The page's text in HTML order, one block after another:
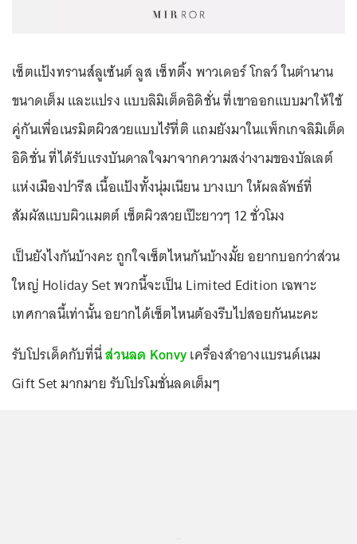
เซ็ตแป้งทรานส์ลูเซ้นต์ ลูส เซ็ทติ้ง พาวเดอร์ โกลว์ ในตำนาน
ขนาดเต็ม และแปรง แบบลิมิเต็ดอิดิชั่น ที่เขาออกแบบมาให้ใช้
คู่กันเพื่อเนรมิตผิวสวยแบบไร้ที่ติ แถมยังมาในแพ็กเกจลิมิเต็ด
อิดิชั่น ที่ได้รับแรงบันดาลใจมาจากความสง่างามของบัลเลต์
แห่งเมืองปารีส เนื้อแป้งทั้งนุ่มเนียน บางเบา ให้ผลลัพธ์ที่
สัมผัสแบบผิวแมตต์ เซ็ตผิวสวยเป๊ะยาวๆ 12 ชั่วโมง
เป็นยังไงกันบ้างคะ ถูกใจเซ็ตไหนกันบ้างมั้ย อยากบอกว่าส่วน
ใหญ่ Holiday Set พวกนี้จะเป็น Limited Edition เฉพาะ
เทศกาลนี้เท่านั้น อยากได้เซ็ตไหนต้องรีบไปสอยกันนะคะ
รับโปรเด็ดกับที่นี่ส่วนลด Konvyเครื่องสำอางแบรนด์เนม
Gift Set มากมาย รับโปรโมชั่นลดเต็มๆ